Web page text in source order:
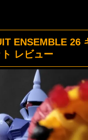
ENSEMBLE 26
レビュー